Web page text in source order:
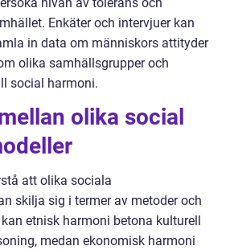
nivån av tolerans och
Enkäter och intervjuer kan
in data om människors attityder
olika samhällsgrupper och
social harmoni.
olika social
att olika sociala
skilja sig i termer av metoder och
etnisk harmoni betona kulturell
medan ekonomisk harmoni